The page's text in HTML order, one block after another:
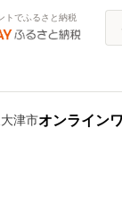
トでふるさと納税
津市オンライン